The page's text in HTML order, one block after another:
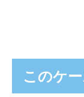
このケ